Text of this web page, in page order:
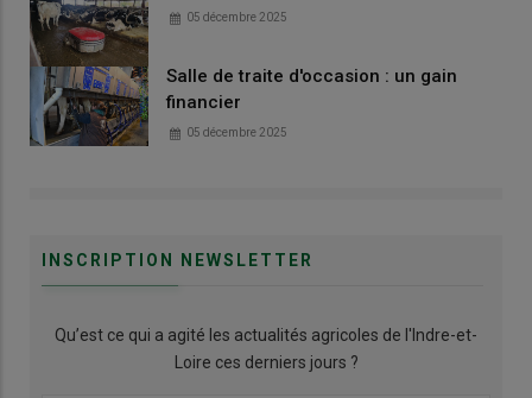
05 décembre 2025
Salle de traite d'occasion : un gain
financier
05 décembre 2025
INSCRIPTION NEWSLETTER
Qu’est ce qui a agité les actualités agricoles de l'Indre-et-
Loire ces derniers jours ?